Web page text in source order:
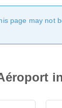
page may not